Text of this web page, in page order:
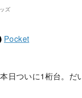
ズ
Pocket
日ついに1桁台。だ